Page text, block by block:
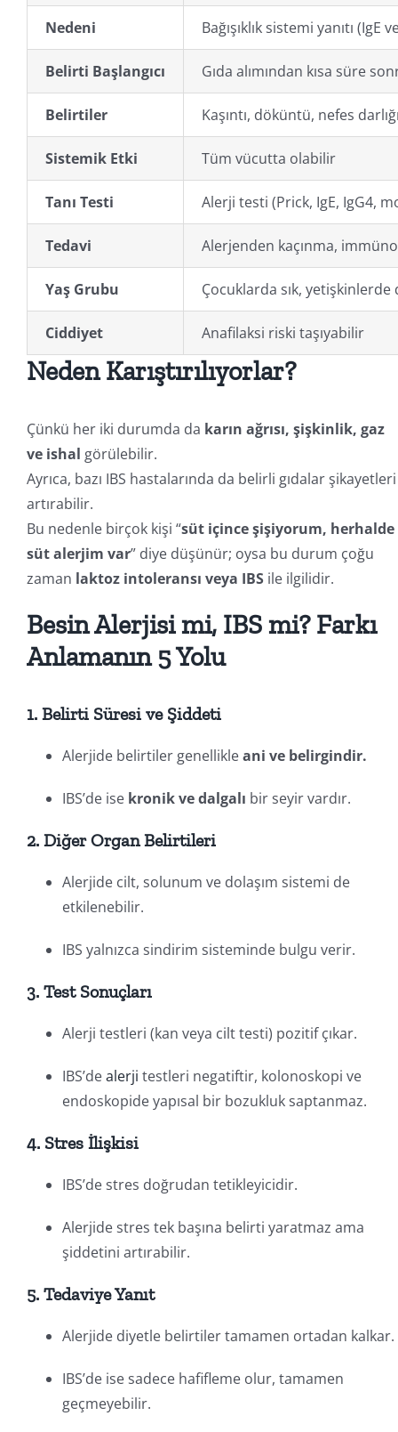
Nedeni Bağışıklık sistemi yanıtı (IgE
Belirti Başlangıcı Gıda alımından kısa süre
Belirtiler Kaşıntı, döküntü, nefes
Sistemik Etki Tüm vücutta olabilir
Tanı Testi Alerji testi (Prick, IgE, IgG4,
Tedavi Alerjenden kaçınma,
Yaş Grubu Çocuklarda sık,
Ciddiyet Anafilaksi riski taşıyabilir
Neden Karıştırılıyorlar?
Çünkü her iki durumda da karın ağrısı, şişkinlik, gaz
ve ishal görülebilir.
Ayrıca, bazı IBS hastalarında da belirli gıdalar şikayetleri
artırabilir.
Bu nedenle birçok kişi “süt içince şişiyorum, herhalde
süt alerjim var” diye düşünür; oysa bu durum çoğu
zaman laktoz intoleransı veya IBSile ilgilidir.
Besin Alerjisi mi, IBS mi? Farkı
Anlamanın 5 Yolu
1. Belirti Süresi ve Şiddeti
Alerjide belirtiler genellikleani ve belirgindir.
IBS’de ise kronik ve dalgalı bir seyir vardır.
2. Diğer Organ Belirtileri
Alerjide cilt, solunum ve dolaşım sistemi de
etkilenebilir.
IBS yalnızca sindirim sisteminde bulgu verir.
3. Test Sonuçları
Alerji testleri (kan veya cilt testi) pozitif çıkar.
IBS’dealerji testleri negatiftir, kolonoskopi ve
endoskopide yapısal bir bozukluk saptanmaz.
4. Stres İlişkisi
IBS’de stres doğrudan tetikleyicidir.
Alerjide stres tek başına belirti yaratmaz ama
şiddetini artırabilir.
5. Tedaviye Yanıt
Alerjide diyetle belirtiler tamamen ortadan kalkar.
IBS’de ise sadece hafifleme olur, tamamen
geçmeyebilir.